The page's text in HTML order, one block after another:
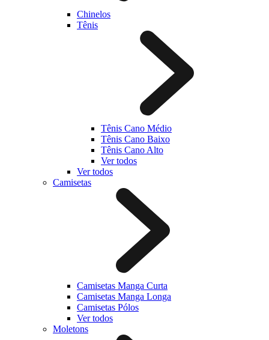
Chinelos
Tênis
Tênis Cano Médio
Tênis Cano Baixo
Tênis Cano Alto
Ver todos
Ver todos
Camisetas
Camisetas Manga Curta
Camisetas Manga Longa
Camisetas Pólos
Ver todos
Moletons